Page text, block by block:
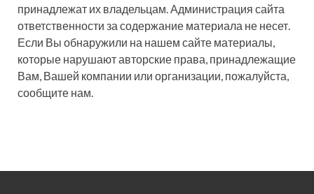
принадлежат их владельцам. Администрация сайта
ответственности за содержание материала не несет.
Если Вы обнаружили на нашем сайте материалы,
которые нарушают авторские права, принадлежащие
Вам, Вашей компании или организации, пожалуйста,
сообщите нам.